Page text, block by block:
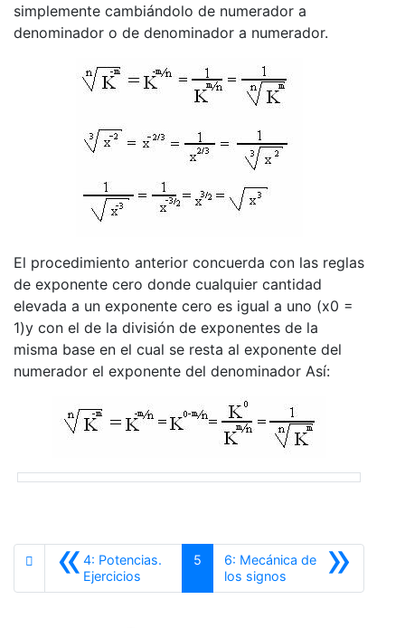
simplemente cambiándolo de numerador a
denominador o de denominador a numerador.
El procedimiento anterior concuerda con las reglas
de exponente cero donde cualquier cantidad
elevada a un exponente cero es igual a uno (x0 =
1)y con el de la división de exponentes de la
misma base en el cual se resta al exponente del
numerador el exponente del denominador Así:
«4: Potencias.
Ejercicios
5 »
6: Mecánica de
los signos Siguiente